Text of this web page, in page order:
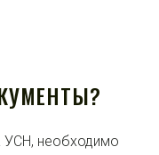
УСН, необходимо